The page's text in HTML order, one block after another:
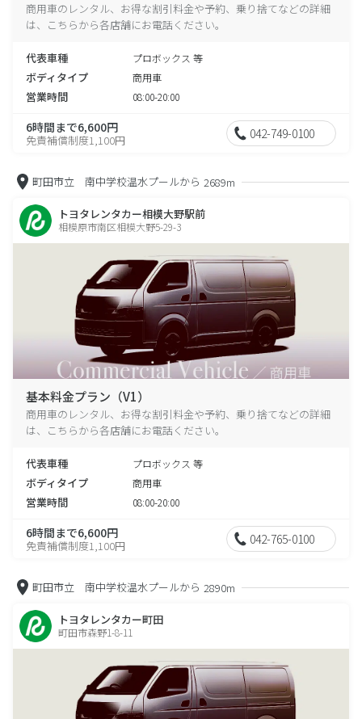
商用車のレンタル、お得な割引料金や予約、乗り捨てなどの詳細
は、こちらから各店舗にお電話ください。
代表車種 プロボックス 等
ボディタイプ 商用車
営業時間 08:00-20:00
6時間まで6,600円
免責補償制度1,100円 042-749-0100
町田市立 南中学校温水プールから 2689m
トヨタレンタカー相模大野駅前
相模原市南区相模大野5-29-3
基本料金プラン（V1）
商用車のレンタル、お得な割引料金や予約、乗り捨てなどの詳細
は、こちらから各店舗にお電話ください。
代表車種 プロボックス 等
ボディタイプ 商用車
営業時間 08:00-20:00
6時間まで6,600円
免責補償制度1,100円 042-765-0100
町田市立 南中学校温水プールから 2890m
トヨタレンタカー町田
町田市森野1-8-11